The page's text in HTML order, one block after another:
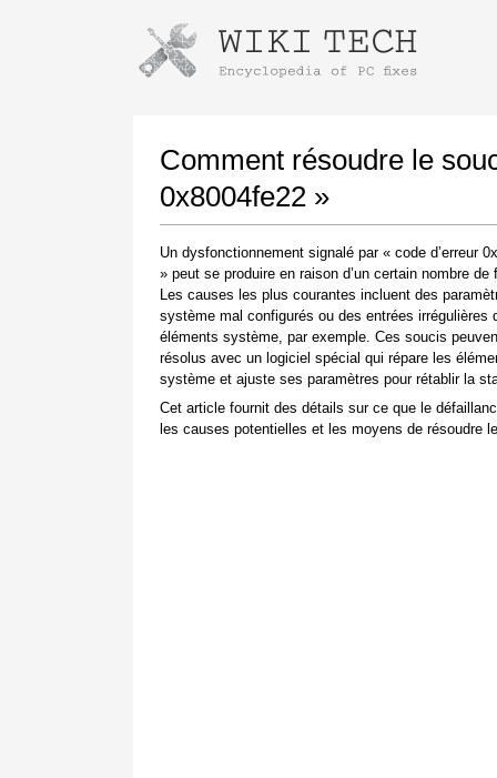
Comment résoudre le
0x8004fe22 »
Un dysfonctionnement signalé par « code d’erreur
» peut se produire en raison d’un certain nombre de
Les causes les plus courantes incluent des
système mal configurés ou des entrées irrégulières
éléments système, par exemple. Ces soucis
résolus avec un logiciel spécial qui répare les
système et ajuste ses paramètres pour rétablir la
Cet article fournit des détails sur ce que le
les causes potentielles et les moyens de résoudre
Instructions pour télécharger avec
Une fois le téléchargement terminé, cliquez sur
le lien du fichier téléchargé